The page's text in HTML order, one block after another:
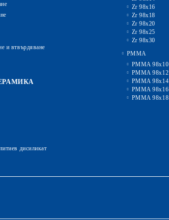
и втвърдяване
дисиликат
Zr 98x16
Zr 98x18
Zr 98x20
Zr 98x25
Zr 98x30
PMMA
PMMA 98x10
PMMA 98x12
PMMA 98x14
PMMA 98x16
PMMA 98x18